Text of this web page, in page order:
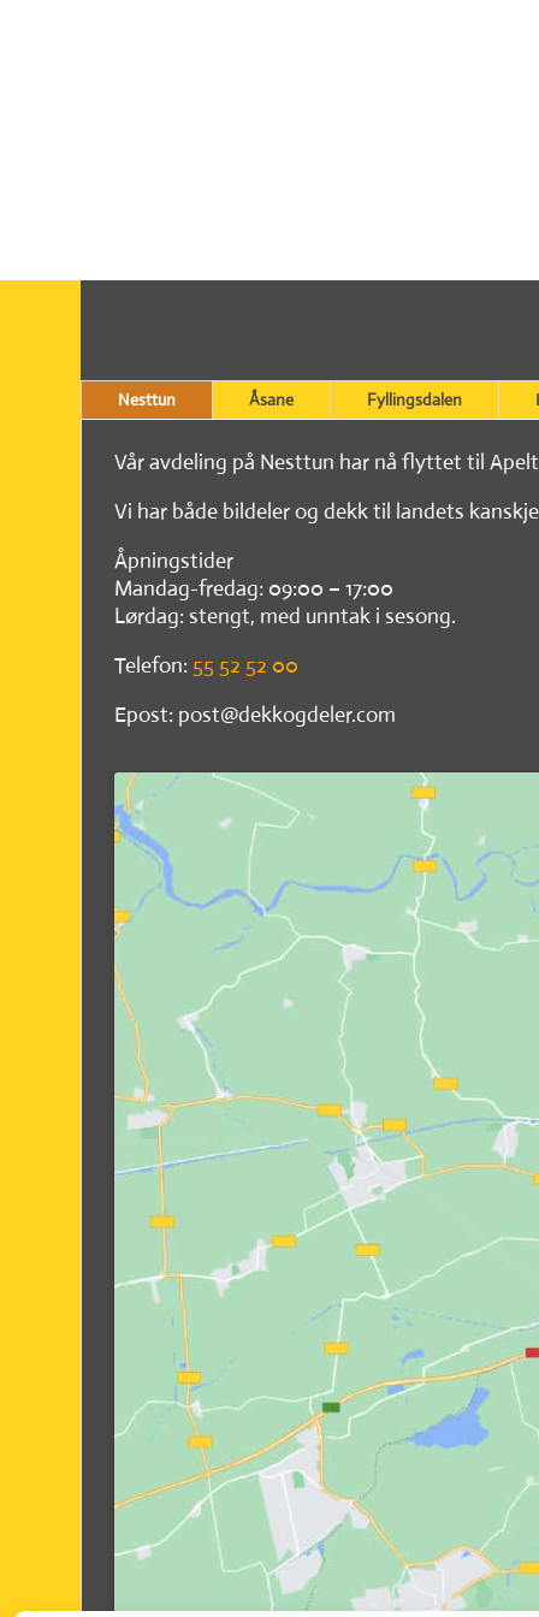
Nesttun Åsane Fyllingsdalen
Vår avdeling på Nesttun har nå flyttet til
Vi har både bildeler og dekk til landets
Åpningstider
Mandag-fredag: 09:00 – 17:00
Lørdag: stengt, med unntak i sesong.
Telefon: 55 52 52 00
Epost: post@dekkogdeler.com